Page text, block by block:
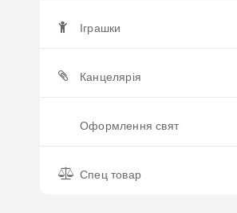
Іграшки
Канцелярія
Оформлення свят
Спец товар